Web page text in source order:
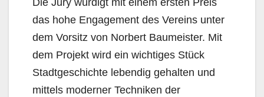
Die Jury würdigt mit einem ersten Preis
das hohe Engagement des Vereins unter
dem Vorsitz von Norbert Baumeister. Mit
dem Projekt wird ein wichtiges Stück
Stadtgeschichte lebendig gehalten und
mittels moderner Techniken der